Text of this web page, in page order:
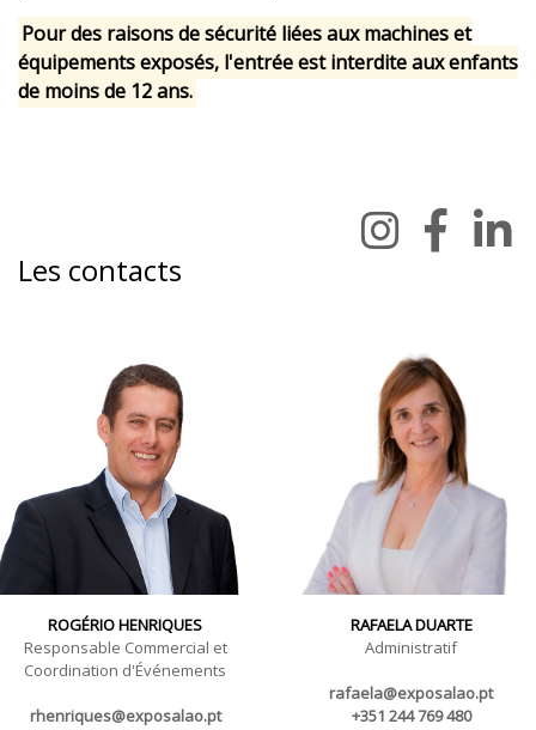
Pour des raisons de sécurité liées aux machines et
équipements exposés, l'entrée est interdite aux enfants
de moins de 12 ans.
Les contacts
ROGÉRIO HENRIQUES
Responsable Commercial et
Coordination d'Événements
rhenriques@exposalao.pt
RAFAELA DUARTE
Administratif
rafaela@exposalao.pt
+351 244 769 480